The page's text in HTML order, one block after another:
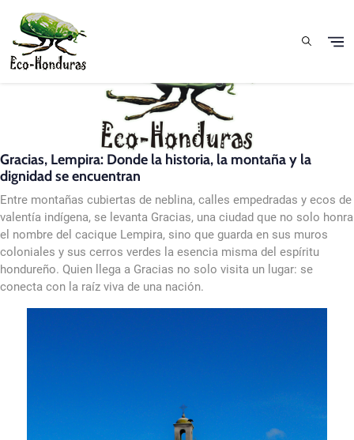
Gracias, Lempira: Donde la historia, la montaña y la
dignidad se encuentran
Entre montañas cubiertas de neblina, calles empedradas y ecos de
valentía indígena, se levanta Gracias, una ciudad que no solo honra
el nombre del cacique Lempira, sino que guarda en sus muros
coloniales y sus cerros verdes la esencia misma del espíritu
hondureño. Quien llega a Gracias no solo visita un lugar: se
conecta con la raíz viva de una nación.